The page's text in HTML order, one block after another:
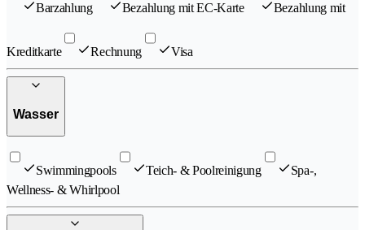
Barzahlung Bezahlung mit EC-Karte Bezahlung mit
Kreditkarte Rechnung Visa
Wasser
Swimmingpools Teich- & Poolreinigung
Spa-,
Wellness- & Whirlpool